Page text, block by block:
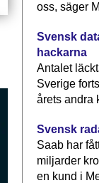
oss, säger
Svensk
hackarna
Antalet
Sverige
årets andra
Svensk
Saab har
miljarder
en kund i